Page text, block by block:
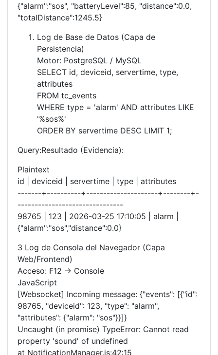
{"alarm":"sos", "batteryLevel":85, "distance":0.0,
"totalDistance":1245.5}
Log de Base de Datos (Capa de
Persistencia)
Motor: PostgreSQL / MySQL
SELECT id, deviceid, servertime, type,
attributes
FROM tc_events
WHERE type = 'alarm' AND attributes LIKE
'%sos%'
ORDER BY servertime DESC LIMIT 1;
Query:Resultado (Evidencia):
Plaintext
id | deviceid | servertime | type | attributes
-------+----------+---------------------+--------+-
-------------------------------
98765 | 123 | 2026-03-25 17:10:05 | alarm |
{"alarm":"sos","distance":0.0}
3 Log de Consola del Navegador (Capa
Web/Frontend)
Acceso: F12 -> Console
JavaScript
[Websocket] Incoming message: {"events": [{"id":
98765, "deviceid": 123, "type": "alarm",
"attributes": {"alarm": "sos"}}]}
Uncaught (in promise) TypeError: Cannot read
property 'sound' of undefined
at NotificationManager.js:42:15